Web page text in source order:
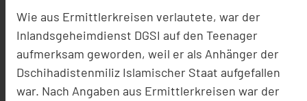
Wie aus Ermittlerkreisen verlautete, war der
Inlandsgeheimdienst DGSI auf den Teenager
aufmerksam geworden, weil er als Anhänger der
Dschihadistenmiliz Islamischer Staat aufgefallen
war. Nach Angaben aus Ermittlerkreisen war der